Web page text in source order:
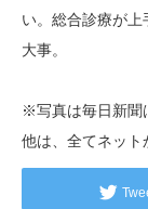
い。総合診療が
大事。
※写真は毎日新聞
他は、全てネット